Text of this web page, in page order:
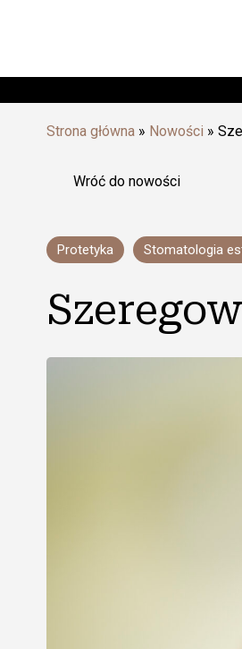
Strona główna » Nowości »
Wróć do nowości
Protetyka Stomatologia